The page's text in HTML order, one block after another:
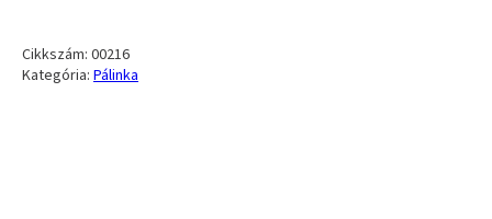
Cikkszám: 00216
Kategória: Pálinka